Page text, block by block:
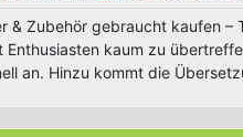
& Zubehör gebraucht kaufen –
Enthusiasten kaum zu
an. Hinzu kommt die